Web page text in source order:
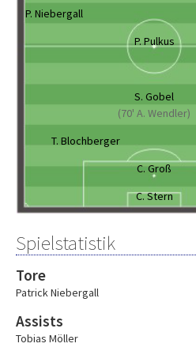
P. Niebergall
P. Pulkus
S. Gobel
(70' A. Wendler)
T. Blochberger
C. Groß
C. Stern
Spielstatistik
Tore
Patrick Niebergall
Assists
Tobias Möller